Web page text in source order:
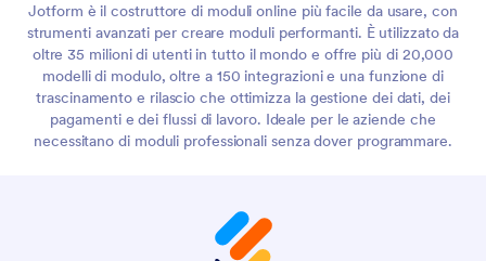
Jotform è il costruttore di moduli online più facile da usare, con
strumenti avanzati per creare moduli performanti. È utilizzato da
oltre 35 milioni di utenti in tutto il mondo e offre più di 20,000
modelli di modulo, oltre a 150 integrazioni e una funzione di
trascinamento e rilascio che ottimizza la gestione dei dati, dei
pagamenti e dei flussi di lavoro. Ideale per le aziende che
necessitano di moduli professionali senza dover programmare.